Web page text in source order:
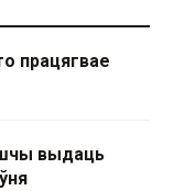
працягвае
выдаць